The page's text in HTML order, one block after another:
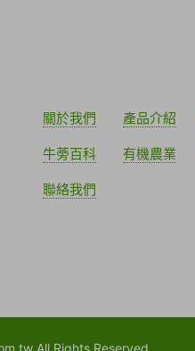
關於我們 產品介紹
牛蒡百科 有機農業
聯絡我們
All Rights Reserved.